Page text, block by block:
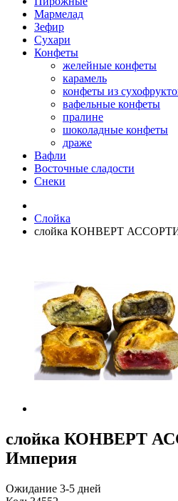
Мармелад
Зефир
Сухари
Конфеты
желейные конфеты
карамель
конфеты из
вафельные конфеты
пралине
шоколадные конфеты
драже
Вафли
Восточные сладости
Снеки
Слойка
слойка КОНВЕРТ АССОРТИ
слойка КОНВЕРТ
Империя
Ожидание 3-5 дней